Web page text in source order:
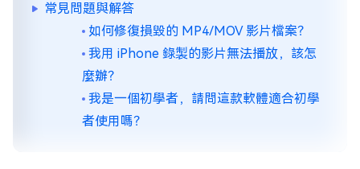
常見問題與解答
如何修復損毀的 MP4/MOV 影片檔案？
我用 iPhone 錄製的影片無法播放，該怎
麼辦？
我是一個初學者，請問這款軟體適合初學
者使用嗎？